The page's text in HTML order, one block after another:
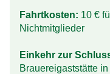
Fahrtkosten: 10 €
Nichtmitglieder
Einkehr zur
Brauereigaststätte